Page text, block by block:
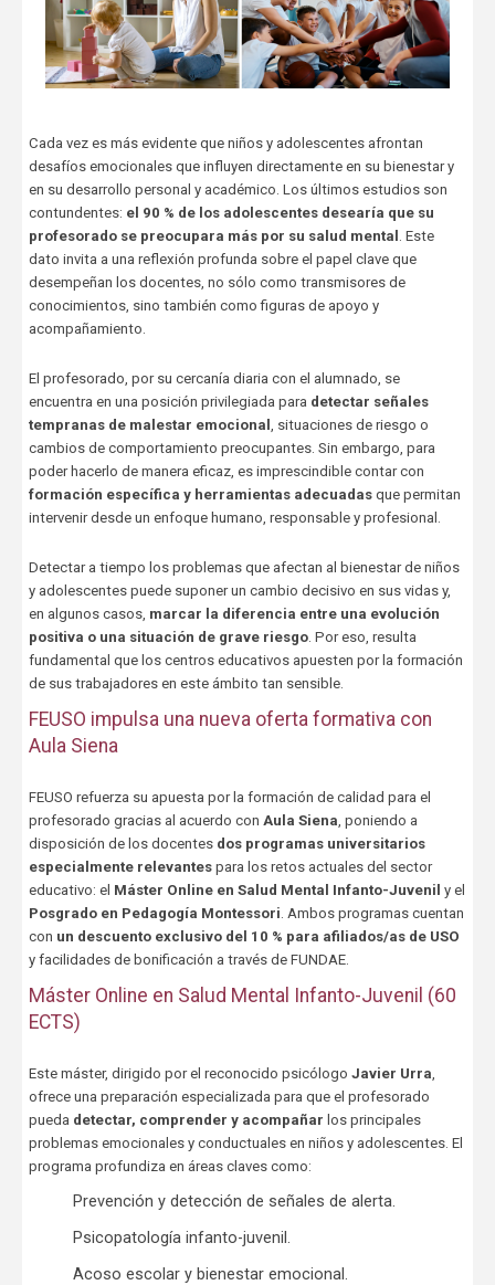
Cada vez es más evidente que niños y adolescentes afrontan
desafíos emocionales que influyen directamente en su bienestar y
en su desarrollo personal y académico. Los últimos estudios son
contundentes: el 90 % de los adolescentes desearía que su
profesorado se preocupara más por su salud mental . Este
dato invita a una reflexión profunda sobre el papel clave que
desempeñan los docentes, no sólo como transmisores de
conocimientos, sino también como figuras de apoyo y
acompañamiento.
El profesorado, por su cercanía diaria con el alumnado, se
encuentra en una posición privilegiada para detectar señales
tempranas de malestar emocional , situaciones de riesgo o
cambios de comportamiento preocupantes. Sin embargo, para
poder hacerlo de manera eficaz, es imprescindible contar con
formación específica y herramientas adecuadasque permitan
intervenir desde un enfoque humano, responsable y profesional.
Detectar a tiempo los problemas que afectan al bienestar de niños
y adolescentes puede suponer un cambio decisivo en sus vidas y,
en algunos casos, marcar la diferencia entre una evolución
positiva o una situación de grave riesgo. Por eso, resulta
fundamental que los centros educativos apuesten por la formación
de sus trabajadores en este ámbito tan sensible.
FEUSO impulsa una nueva oferta formativa con
Aula Siena
FEUSO refuerza su apuesta por la formación de calidad para el
profesorado gracias al acuerdo con Aula Siena, poniendo a
disposición de los docentes dos programas universitarios
especialmente relevantespara los retos actuales del sector
educativo: el Máster Online en Salud Mental Infanto-Juvenil y el
Posgrado en Pedagogía Montessori. Ambos programas cuentan
con un descuento exclusivo del 10 % para afiliados/as de USO
y facilidades de bonificación a través de FUNDAE.
Máster Online en Salud Mental Infanto-Juvenil (60
ECTS)
Este máster, dirigido por el reconocido psicólogo Javier Urra,
ofrece una preparación especializada para que el profesorado
pueda detectar, comprender y acompañar los principales
problemas emocionales y conductuales en niños y adolescentes. El
programa profundiza en áreas claves como:
Prevención y detección de señales de alerta.
Psicopatología infanto-juvenil.
Acoso escolar y bienestar emocional.